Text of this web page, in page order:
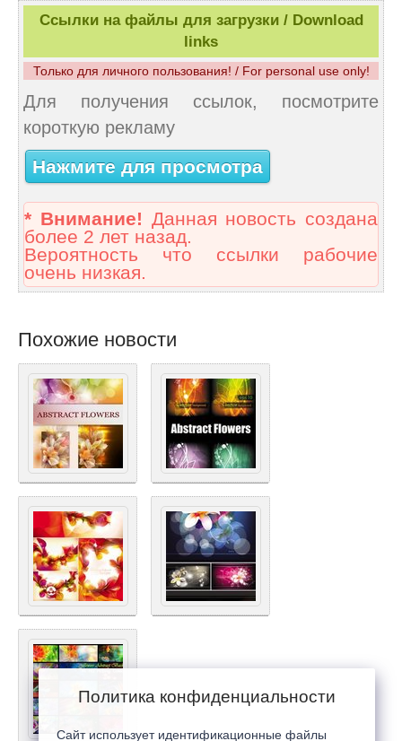
Ссылки на файлы для загрузки / Download
links
Только для личного пользования! / For personal use only!
Для получения ссылок, посмотрите
короткую рекламу
Нажмите для просмотра
* Внимание! Данная новость создана
более 2 лет назад.
Вероятность что ссылки рабочие
очень низкая.
Похожие новости
Политика конфиденциальности
Сайт использует идентификационные файлы